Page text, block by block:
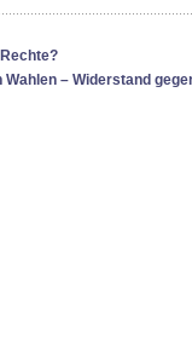
Wahlen – Widerstand